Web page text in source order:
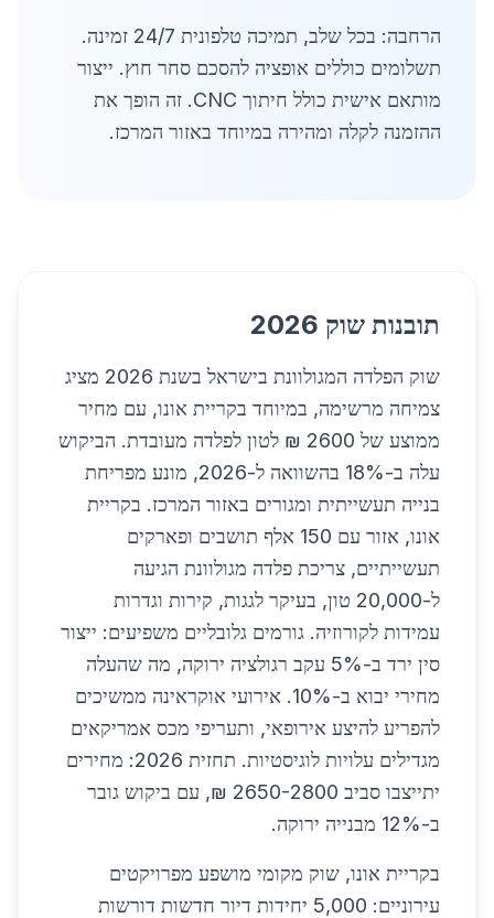
הרחבה: בכל שלב, תמיכה טלפונית 24/7 זמינה.
תשלומים כוללים אופציה להסכם סחר חוץ. ייצור
מותאם אישית כולל חיתוך CNC. זה הופך את
ההזמנה לקלה ומהירה במיוחד באזור המרכז.
תובנות שוק 2026
שוק הפלדה המגולוונת בישראל בשנת 2026 מציג
צמיחה מרשימה, במיוחד בקריית אונו, עם מחיר
ממוצע של 2600 ₪ לטון לפלדה מעובדת. הביקוש
עלה ב-18% בהשוואה ל-2026, מונע מפריחת
בנייה תעשייתית ומגורים באזור המרכז. בקריית
אונו, אזור עם 150 אלף תושבים ופארקים
תעשייתיים, צריכת פלדה מגולוונת הגיעה
ל-20,000 טון, בעיקר לגגות, קירות וגדרות
עמידות לקורוזיה. גורמים גלובליים משפיעים: ייצור
סין ירד ב-5% עקב רגולציה ירוקה, מה שהעלה
מחירי יבוא ב-10%. אירועי אוקראינה ממשיכים
להפריע להיצע אירופאי, ותעריפי מכס אמריקאים
מגדילים עלויות לוגיסטיות. תחזית 2026: מחירים
יתייצבו סביב 2650-2800 ₪, עם ביקוש גובר
ב-12% מבנייה ירוקה.
בקריית אונו, שוק מקומי מושפע מפרויקטים
עירוניים: 5,000 יחידות דיור חדשות דורשות